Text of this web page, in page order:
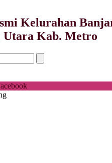
Kelurahan
Utara Kab. Metro